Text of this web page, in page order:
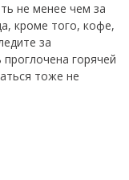
не менее чем за
кроме того, кофе,
за
горячей
тоже не